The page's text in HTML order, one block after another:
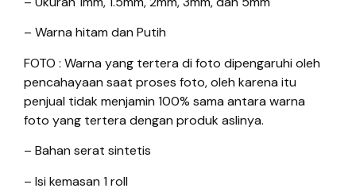
– Warna hitam dan Putih
FOTO : Warna yang tertera di foto dipengaruhi oleh
pencahayaan saat proses foto, oleh karena itu
penjual tidak menjamin 100% sama antara warna
foto yang tertera dengan produk aslinya.
– Bahan serat sintetis
– Isi kemasan 1 roll